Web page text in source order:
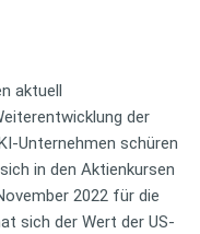
aktuell
der
Unternehmen schüren
in den Aktienkursen
2022 für die
sich der Wert der US-